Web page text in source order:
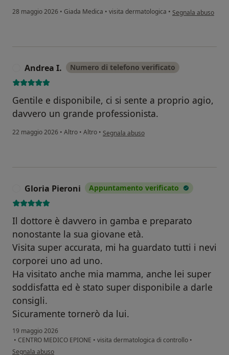
28 maggio 2026 • Giada Medica • visita dermatologica • secondo l'opinione
Segnala abuso
Andrea I. Numero di telefono verificato
Gentile e disponibile, ci si sente a proprio agio,
davvero un grande professionista.
22 maggio 2026 • Altro • Altro • secondo l'opinione dell'utente Andrea I.
Segnala abuso
Gloria Pieroni Appuntamento verificato
Il dottore è davvero in gamba e preparato
nonostante la sua giovane età.
Visita super accurata, mi ha guardato tutti i nevi
corporei uno ad uno.
Ha visitato anche mia mamma, anche lei super
soddisfatta ed è stato super disponibile a darle
consigli.
Sicuramente tornerò da lui.
19 maggio 2026
• CENTRO MEDICO EPIONE • visita dermatologica di controllo •
secondo l'opinione dell'utente Gloria Pieroni
Segnala abuso